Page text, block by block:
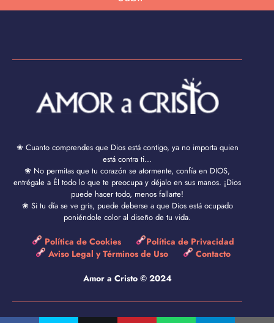
❀ Cuanto comprendes que Dios está contigo, ya no importa quien
está contra ti...
❀ No permitas que tu corazón se atormente, confía en DIOS,
entrégale a Él todo lo que te preocupa y déjalo en sus manos. ¡Dios
puede hacer todo, menos fallarte!
❀ Si tu día se ve gris, puede deberse a que Dios está ocupado
poniéndole color al diseño de tu vida.
Política de Cookies
Política de Privacidad
Aviso Legal y Términos de Uso
Contacto
Amor a Cristo © 2024